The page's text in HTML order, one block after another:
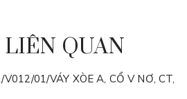
QUAN
V012/01/VÁY XÒE A, CỔ V NƠ, CT,